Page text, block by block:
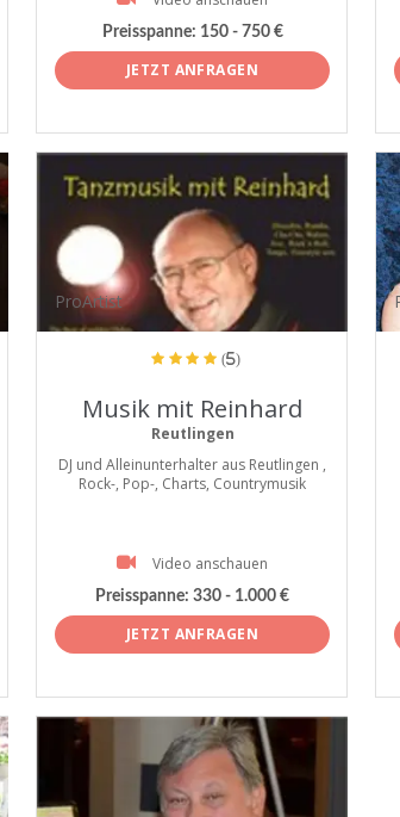
Preisspanne: 150 - 750 €
JETZT ANFRAGEN
ProArtist
(5)
Musik mit Reinhard
Reutlingen
DJ und Alleinunterhalter aus Reutlingen ,
Rock-, Pop-, Charts, Countrymusik
Video anschauen
Preisspanne: 330 - 1.000 €
JETZT ANFRAGEN